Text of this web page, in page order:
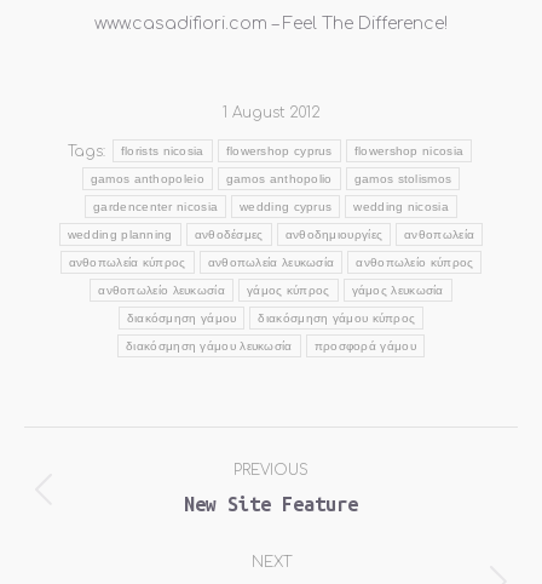
www.casadifiori.com – Feel The Difference!
1 August 2012
Tags: florists nicosia flowershop cyprus flowershop nicosia
gamos anthopoleio gamos anthopolio gamos stolismos
gardencenter nicosia wedding cyprus wedding nicosia
wedding planning ανθοδέσμες ανθοδημιουργίες ανθοπωλεία
ανθοπωλεία κύπρος ανθοπωλεία λευκωσία ανθοπωλείο κύπρος
ανθοπωλείο λευκωσία γάμος κύπρος γάμος λευκωσία
διακόσμηση γάμου διακόσμηση γάμου κύπρος
διακόσμηση γάμου λευκωσία προσφορά γάμου
navigation
PREVIOUS
Previous
New Site Feature
NEXT